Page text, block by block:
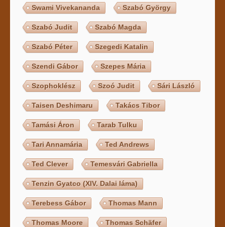
Swami Vivekananda Szabó György
Szabó Judit Szabó Magda
Szabó Péter Szegedi Katalin
Szendi Gábor Szepes Mária
Szophoklész Szoó Judit Sári László
Taisen Deshimaru Takács Tibor
Tamási Áron Tarab Tulku
Tari Annamária Ted Andrews
Ted Clever Temesvári Gabriella
Tenzin Gyatco (XIV. Dalai láma)
Terebess Gábor Thomas Mann
Thomas Moore Thomas Schäfer